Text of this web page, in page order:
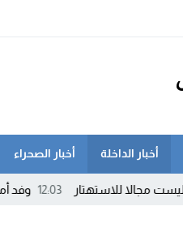
أخبار الداخلة أخبار الصحراء
للاستهتار 12:03 وفد أمريكي